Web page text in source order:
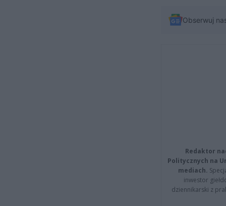
Obserwuj
Redaktor
Politycznych na
mediach.
inwestor
dziennikarski z